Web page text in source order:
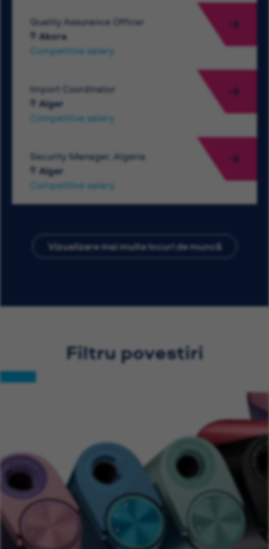
Quality Assurance Officer
Akora
Competitive salary
Import Coordinator
Alger
Competitive salary
Security Manager, Algeria
Alger
Competitive salary
Vizualizare mai multe locuri de muncă
Filtru povestiri